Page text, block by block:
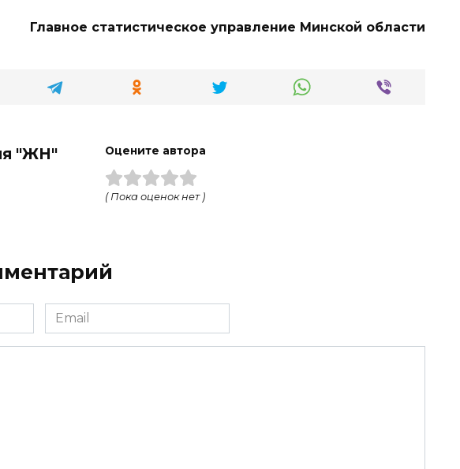
Главное статистическое управление Минской области
"ЖН" Оцените автора
( Пока оценок нет )
Email
*